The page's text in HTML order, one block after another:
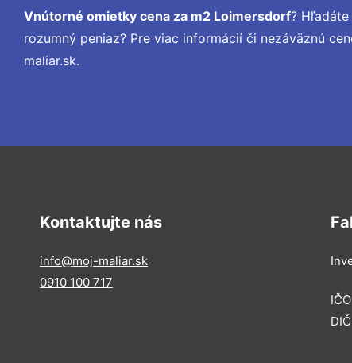
Vnútorné omietky cena za m2 Loimersdorf?
rozumný peniaz? Pre viac informácií či nezáväznú
maliar.sk.
Kontaktujte nás
info@moj-maliar.sk
0910 100 717